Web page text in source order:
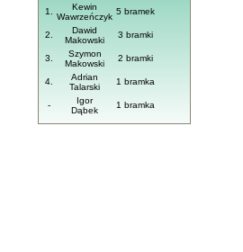
1.
Kewin
Wawrzeńczyk
5 bramek
2.
Dawid
Makowski
3 bramki
3.
Szymon
Makowski
2 bramki
4.
Adrian
Talarski
1 bramka
-
Igor
Dąbek
1 bramka